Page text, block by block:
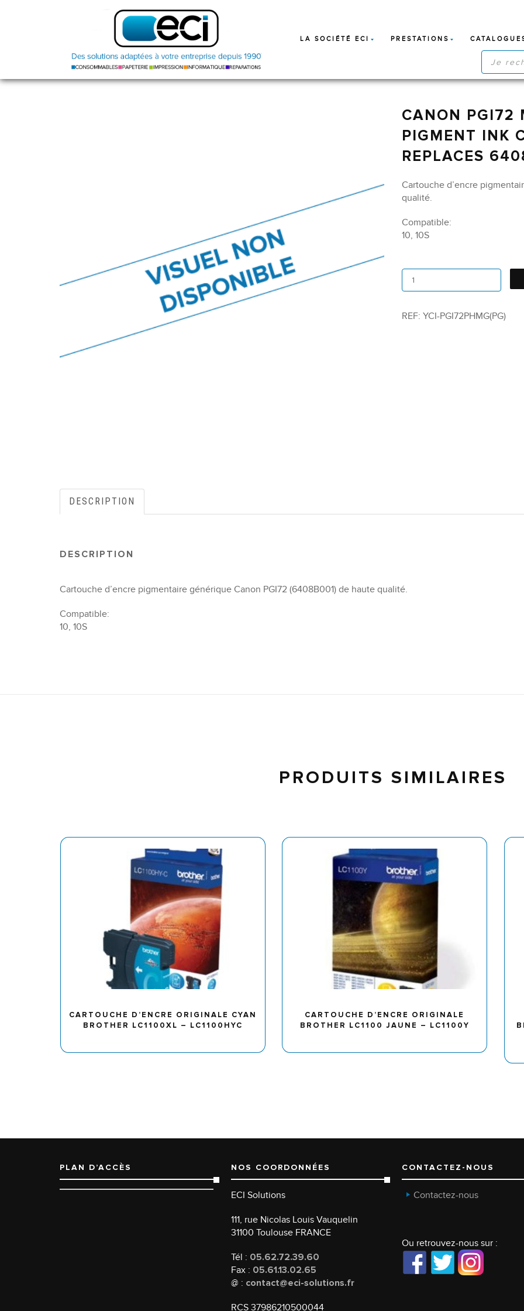
LA SOCIÉTÉ ECI PRESTATIONS
DE
CANON PGI72
PIGMENT INK
REPLACES
Cartouche d’encre
qualité.
Compatible:
10, 10S
REF: YCI-PGI72PHMG(PG)
DESCRIPTION
DESCRIPTION
Cartouche d’encre pigmentaire générique Canon PGI72 (6408B001) de haute qualité.
Compatible:
10, 10S
PRODUITS SIMILAIRES
CARTOUCHE D’ENCRE ORIGINALE CYAN
BROTHER LC1100XL – LC1100HYC
CARTOUCHE D’ENCRE ORIGINALE
BROTHER LC1100 JAUNE – LC1100Y
PLAN D’ACCÈS NOS COORDONNÉES
ECI Solutions
111, rue Nicolas Louis Vauquelin
31100 Toulouse FRANCE
Tél : 05.62.72.39.60
Fax : 05.61.13.02.65
@ : contact@eci-solutions.fr
RCS 37986210500044
CONTACTEZ-NOUS
Contactez-nous
Ou retrouvez-nous sur :